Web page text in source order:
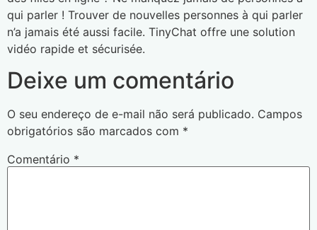
qui parler ! Trouver de nouvelles personnes à qui parler
n’a jamais été aussi facile. TinyChat offre une solution
vidéo rapide et sécurisée.
Deixe um comentário
O seu endereço de e-mail não será publicado. Campos
obrigatórios são marcados com *
Comentário *